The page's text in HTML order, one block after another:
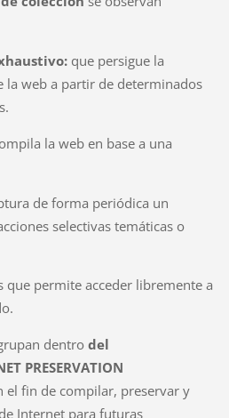
que persigue la
la web a partir de determinados
la web en base a una
de forma periódica un
selectivas temáticas o
permite acceder libremente a
dentro del
PRESERVATION
el fin de compilar, preservar y
Internet para futuras